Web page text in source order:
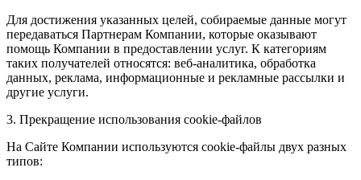
Для достижения указанных целей, собираемые данные могут
передаваться Партнерам Компании, которые оказывают
помощь Компании в предоставлении услуг. К категориям
таких получателей относятся: веб-аналитика, обработка
данных, реклама, информационные и рекламные рассылки и
другие услуги.
3. Прекращение использования cookie-файлов
На Сайте Компании используются cookie-файлы двух разных
типов: